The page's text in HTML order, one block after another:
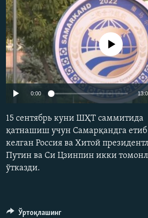
Озодлик бошқа тилларда
360p
Айни дамда медиа-манба
0:00
15 сентябрь куни ШҲТ саммитида
қатнашиш учун Самарқандга етиб
келган Россия ва Хитой
Путин ва Си Цзинпин икки
ўтказди.
Ўртоқлашинг